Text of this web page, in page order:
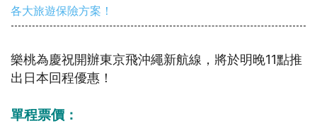
各大旅遊保險方案！
樂桃為慶祝開辦東京飛沖繩新航線，將於明晚11點推
出日本回程優惠！
單程票價：